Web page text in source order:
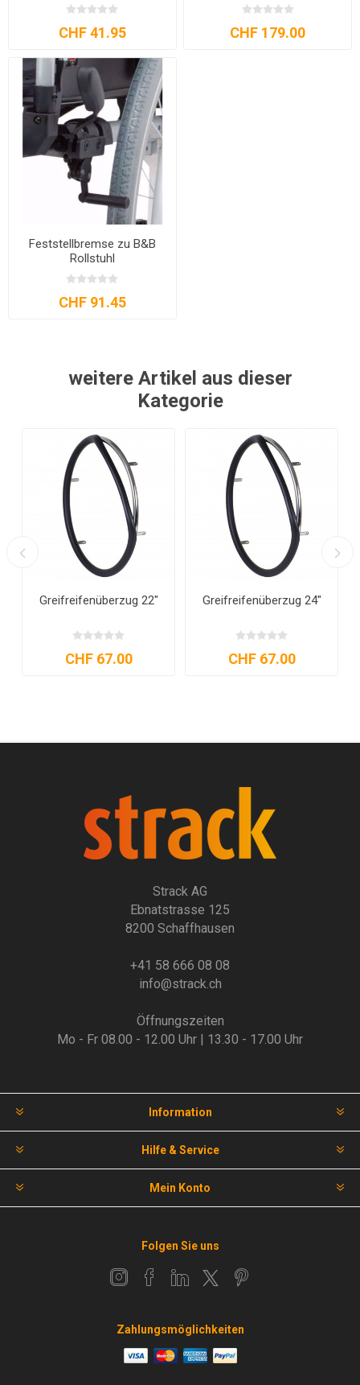
CHF 41.95 CHF 179.00
Feststellbremse zu B&B
Rollstuhl
CHF 91.45
weitere Artikel aus dieser
Kategorie
Infusionsständer für
CHF 125.45
Kniedecke für
CHF 189.70
Strack AG
Ebnatstrasse 125
8200 Schaffhausen
+41 58 666 08 08
info@strack.ch
Öffnungszeiten
Mo - Fr 08.00 - 12.00 Uhr | 13.30 - 17.00 Uhr
Information
Hilfe & Service
Mein Konto
Folgen Sie uns
Zahlungsmöglichkeiten